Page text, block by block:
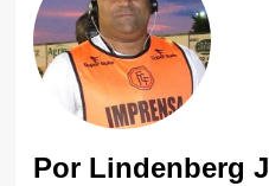
Por Lindenberg